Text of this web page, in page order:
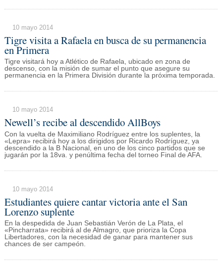
10 mayo 2014
Tigre visita a Rafaela en busca de su permanencia
en Primera
Tigre visitará hoy a Atlético de Rafaela, ubicado en zona de
descenso, con la misión de sumar el punto que asegure su
permanencia en la Primera División durante la próxima temporada.
10 mayo 2014
Newell’s recibe al descendido AllBoys
Con la vuelta de Maximiliano Rodríguez entre los suplentes, la
«Lepra» recibirá hoy a los dirigidos por Ricardo Rodríguez, ya
descendido a la B Nacional, en uno de los cinco partidos que se
jugarán por la 18va. y penúltima fecha del torneo Final de AFA.
10 mayo 2014
Estudiantes quiere cantar victoria ante el San
Lorenzo suplente
En la despedida de Juan Sebastián Verón de La Plata, el
«Pincharrata» recibirá al de Almagro, que prioriza la Copa
Libertadores, con la necesidad de ganar para mantener sus
chances de ser campeón.